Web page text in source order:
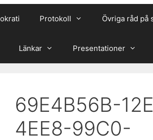
Protokoll Övriga råd på
Länkar Presentationer
69E4B56B-
4EE8-99C0-